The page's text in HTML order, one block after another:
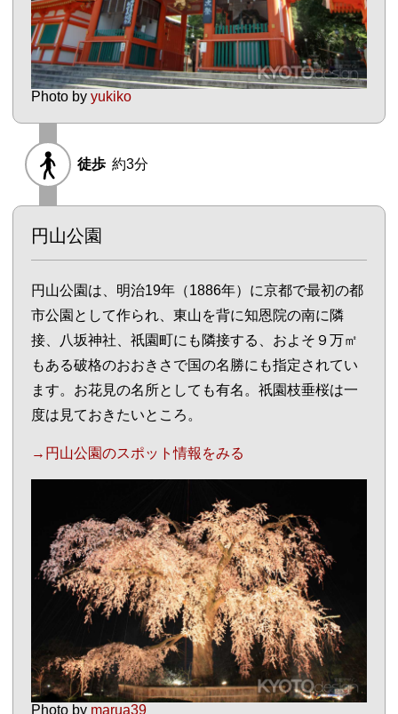
Photo by yukiko
徒歩 約3分
円山公園
円山公園は、明治19年（1886年）に京都で最初の都
市公園として作られ、東山を背に知恩院の南に隣
接、八坂神社、祇園町にも隣接する、およそ９万㎡
もある破格のおおきさで国の名勝にも指定されてい
ます。お花見の名所としても有名。祇園枝垂桜は一
度は見ておきたいところ。
→円山公園のスポット情報をみる
Photo by marua39